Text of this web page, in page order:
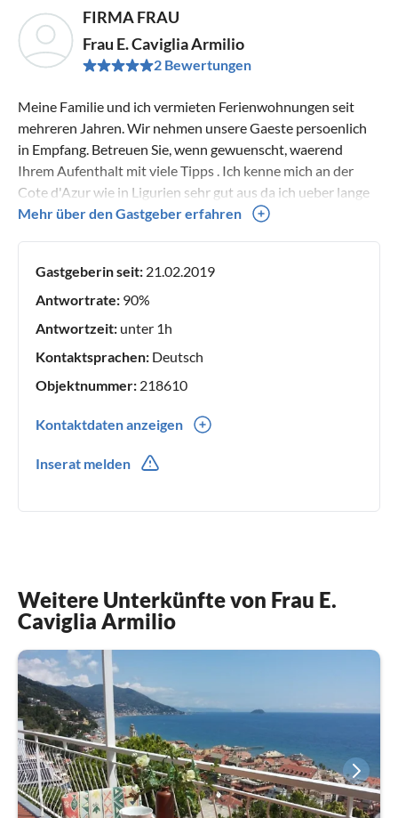
FIRMA FRAU
Frau E. Caviglia Armilio
2 Bewertungen
Meine Familie und ich vermieten Ferienwohnungen seit
mehreren Jahren. Wir nehmen unsere Gaeste persoenlich
in Empfang. Betreuen Sie, wenn gewuenscht, waerend
Ihrem Aufenthalt mit viele Tipps . Ich kenne mich an der
Cote d'Azur wie in Ligurien sehr gut aus da ich ueber lange
Zeit als Reiseleiterin gearbeitet habe.
Mehr über den Gastgeber erfahren
Gastgeberin seit: 21.02.2019
Antwortrate: 90%
Antwortzeit: unter 1h
Kontaktsprachen: Deutsch
Objektnummer: 218610
Kontaktdaten anzeigen
Inserat melden
Weitere Unterkünfte von Frau E.
Caviglia Armilio